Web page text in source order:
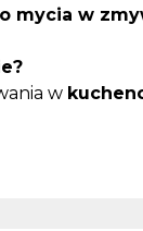
mycia w
w
na smak ani